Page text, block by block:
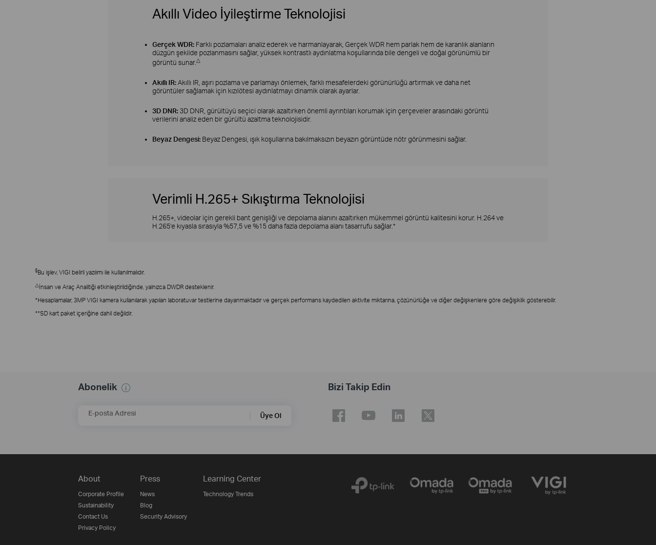
Akıllı Video İyileştirme Teknolojisi
Gerçek WDR: Farklı pozlamaları analiz ederek ve harmanlayarak, Gerçek WDR hem parlak hem de karanlık alanların
düzgün şekilde pozlanmasını sağlar, yüksek kontrastlı aydınlatma koşullarında bile dengeli ve doğal görünümlü bir
görüntü sunar. △
Akıllı IR:Akıllı IR, aşırı pozlama ve parlamayı önlemek, farklı mesafelerdeki görünürlüğü artırmak ve daha net
görüntüler sağlamak için kızılötesi aydınlatmayı dinamik olarak ayarlar.
3D DNR: 3D DNR, gürültüyü seçici olarak azaltırken önemli ayrıntıları korumak için çerçeveler arasındaki görüntü
verilerini analiz eden bir gürültü azaltma teknolojisidir.
Beyaz Dengesi: Beyaz Dengesi, ışık koşullarına bakılmaksızın beyazın görüntüde nötr görünmesini sağlar.
Verimli H.265+ Sıkıştırma Teknolojisi
H.265+, videolar için gerekli bant genişliği ve depolama alanını azaltırken mükemmel görüntü kalitesini korur. H.264 ve
H.265'e kıyasla sırasıyla %57,5 ve %15 daha fazla depolama alanı tasarrufu sağlar.*
§Bu işlev, VIGI belirli yazılımı ile kullanılmalıdır.
△İnsan ve Araç Analitiği etkinleştirildiğinde, yalnızca DWDR desteklenir.
*Hesaplamalar, 3MP VIGI kamera kullanılarak yapılan laboratuvar testlerine dayanmaktadır ve gerçek performans kaydedilen aktivite miktarına, çözünürlüğe ve diğer değişkenlere göre değişiklik gösterebilir.
**SD kart paket içeriğine dahil değildir.
Abonelik
E-posta Adresi Üye Ol
Bizi Takip Edin
About
Corporate Profile
Sustainability
Contact Us
Privacy Policy
Press
News
Blog
Security Advisory
Learning Center
Technology Trends